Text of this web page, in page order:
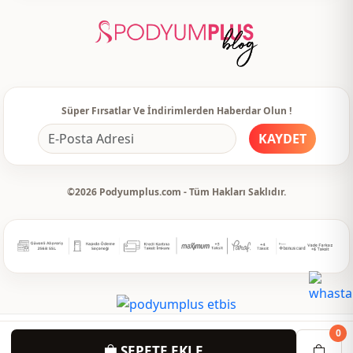
0
Taşlı
Kullanim
Süper Fırsatlar Ve İndirimlerden Haberdar Olun !
KAYDET
©2026 Podyumplus.com - Tüm Hakları Saklıdır.